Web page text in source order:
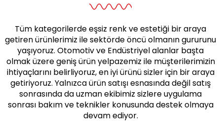
Tüm kategorilerde eşsiz renk ve estetiği bir araya
getiren ürünlerimiz ile sektörde öncü olmanın gururunu
yaşıyoruz. Otomotiv ve Endüstriyel alanlar başta
olmak üzere geniş ürün yelpazemiz ile müşterilerimizin
ihtiyaçlarını belirliyoruz, en iyi ürünü sizler için bir araya
getiriyoruz. Yalnızca ürün satışı esnasında değil satış
sonrasında da uzman ekibimiz sizlere uygulama
sonrası bakım ve teknikler konusunda destek olmaya
devam ediyor.